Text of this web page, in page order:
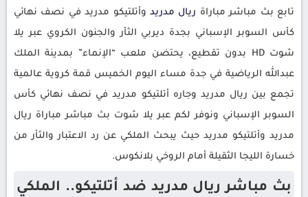
تابع بث مباشر مباراة ريال مدريد وأتلتيكو مدريد في نصف نهائي
كأس السوبر الإسباني بجدة ديربي الثأر والجنون الكروي عبر يلا
شوت HD بدون تقطيع، يحتضن ملعب “الإنماء” بمدينة الملك
عبدالله الرياضية في جدة مساء اليوم الخميس قمة كروية عالمية
تجمع بين ريال مدريد وجاره أتلتيكو مدريد في نصف نهائي كأس
السوبر الإسباني ونوفر لكم عبر يلا شوت بث مباشر مباراة ريال
مدريد وأتلتيكو مدريد حيث يبحث الملكي عن رد الاعتبار والثأر من
خسارة الليجا الثقيلة أمام الروخي بلانكوس.
بث مباشر ريال مدريد ضد أتلتيكو.. الملكي